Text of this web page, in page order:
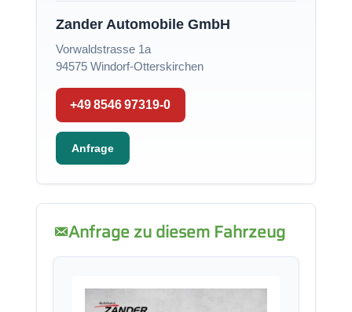
Zander Automobile GmbH
Vorwaldstrasse 1a
94575 Windorf-Otterskirchen
+49 8546 97319-0
Anfrage
Anfrage zu diesem Fahrzeug